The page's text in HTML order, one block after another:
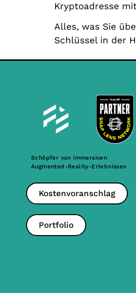
Kryptoadresse
Alles, was Sie
Schlüssel in der
Schöpfer von immersiven
Augmented-Reality-Erlebnissen
Kostenvoranschlag
Portfolio